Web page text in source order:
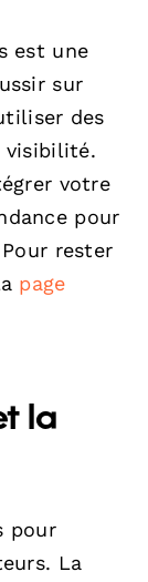
est une
sur
des
visibilité.
votre
pour
rester
page
la
pour
La